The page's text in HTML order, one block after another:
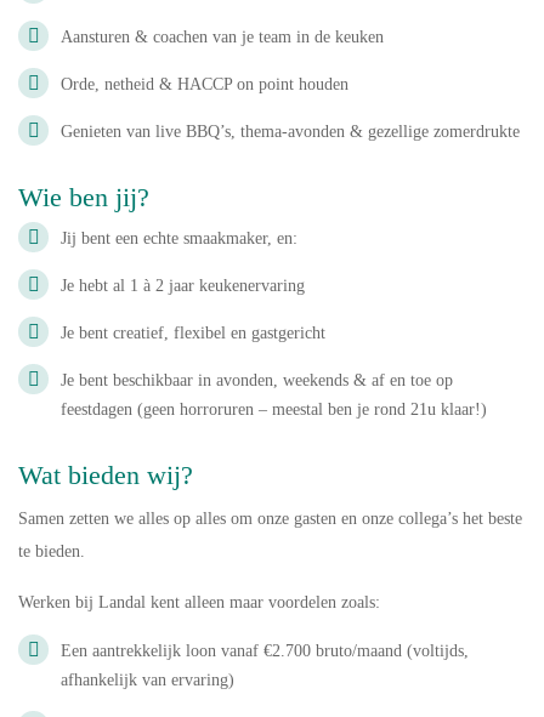
Aansturen & coachen van je team in de keuken
Orde, netheid & HACCP on point houden
Genieten van live BBQ’s, thema-avonden & gezellige zomerdrukte
Wie ben jij?
Jij bent een echte smaakmaker, en:
Je hebt al 1 à 2 jaar keukenervaring
Je bent creatief, flexibel en gastgericht
Je bent beschikbaar in avonden, weekends & af en toe op
feestdagen (geen horroruren – meestal ben je rond 21u klaar!)
Wat bieden wij?
Samen zetten we alles op alles om onze gasten en onze collega’s het beste
te bieden.
Werken bij Landal kent alleen maar voordelen zoals:
Een aantrekkelijk loon vanaf €2.700 bruto/maand (voltijds,
afhankelijk van ervaring)